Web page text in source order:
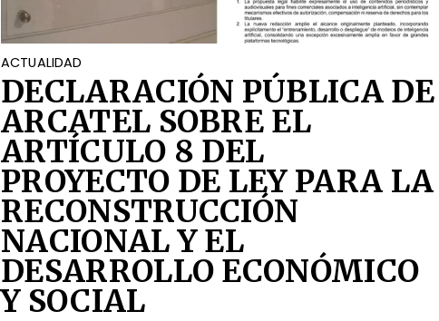
ACTUALIDAD
DECLARACIÓN PÚBLICA DE
ARCATEL SOBRE EL
ARTÍCULO 8 DEL
PROYECTO DE LEY PARA LA
RECONSTRUCCIÓN
NACIONAL Y EL
DESARROLLO ECONÓMICO
Y SOCIAL